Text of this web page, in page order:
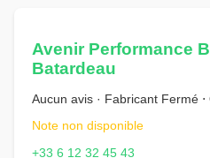
Avenir Performance
Batardeau
Aucun avis · Fabricant Fermé ⋅
Note non disponible
+33 6 12 32 45 43